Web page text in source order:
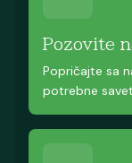
Pozovite
Popričajte sa
potrebne